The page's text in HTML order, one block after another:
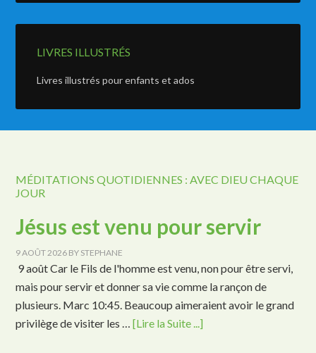
LIVRES ILLUSTRÉS
Livres illustrés pour enfants et ados
MÉDITATIONS QUOTIDIENNES : AVEC DIEU CHAQUE
JOUR
Jésus est venu pour servir
9 AOÛT 2026 BY STEPHANE
9 août Car le Fils de l'homme est venu, non pour être servi,
mais pour servir et donner sa vie comme la rançon de
plusieurs. Marc 10:45. Beaucoup aimeraient avoir le grand
privilège de visiter les …[Lire la Suite ...]